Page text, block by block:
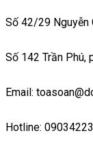
Số 42/29 Nguyễn
Số 142 Trần Phú,
Email:
Hotline: